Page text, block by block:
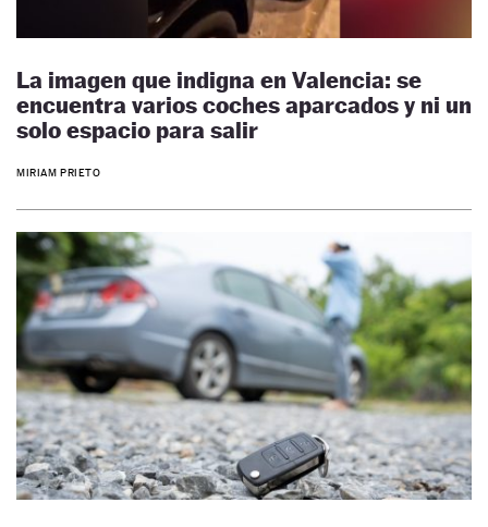
La imagen que indigna en Valencia: se
encuentra varios coches aparcados y ni un
solo espacio para salir
MIRIAM PRIETO